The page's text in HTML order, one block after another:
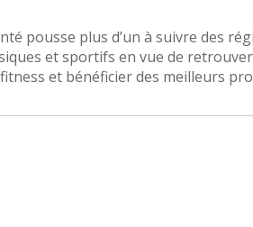
pousse plus d’un à suivre des
et sportifs en vue de
et bénéficier des meilleurs